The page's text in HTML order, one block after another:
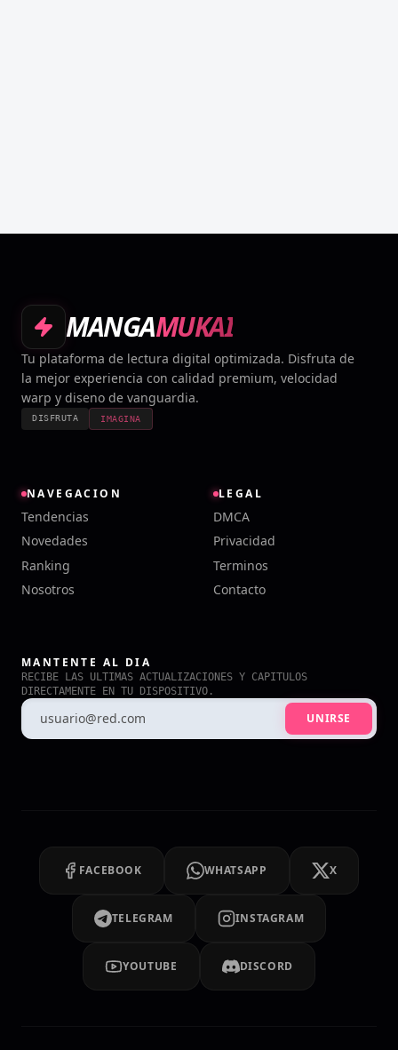
MANGAMUKAI
Tu plataforma de lectura digital optimizada. Disfruta de
la mejor experiencia con calidad premium, velocidad
warp y diseno de vanguardia.
DISFRUTA IMAGINA
NAVEGACION
Tendencias
Novedades
Ranking
Nosotros
LEGAL
DMCA
Privacidad
Terminos
Contacto
MANTENTE AL DIA
RECIBE LAS ULTIMAS ACTUALIZACIONES Y CAPITULOS
DIRECTAMENTE EN TU DISPOSITIVO.
UNIRSE
FACEBOOK WHATSAPP X
TELEGRAM INSTAGRAM
YOUTUBE DISCORD